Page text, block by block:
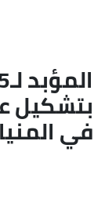
بتشكيل
في المنيا